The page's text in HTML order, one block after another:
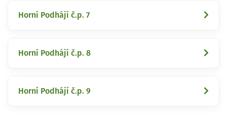
Horní Podhájí č.p. 7
Horní Podhájí č.p. 8
Horní Podhájí č.p. 9